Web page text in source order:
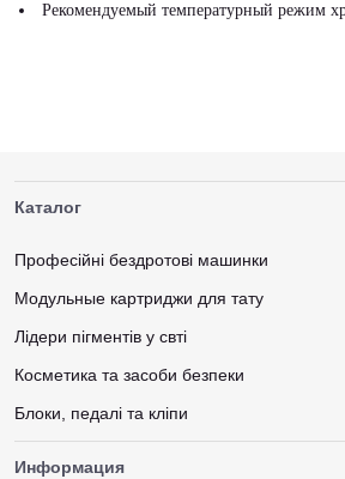
Рекомендуемый температурный режим
Каталог
Професійні бездротові машинки
Модульные картриджи для тату
Лідери пігментів у свті
Косметика та засоби безпеки
Блоки, педалі та кліпи
Информация